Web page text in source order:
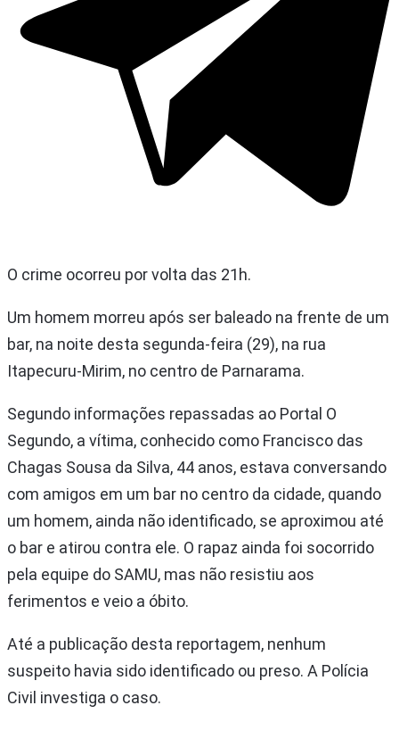
O crime ocorreu por volta das 21h.
Um homem morreu após ser baleado na frente de um
bar, na noite desta segunda-feira (29), na rua
Itapecuru-Mirim, no centro de Parnarama.
Segundo informações repassadas ao Portal O
Segundo, a vítima, conhecido como Francisco das
Chagas Sousa da Silva, 44 anos, estava conversando
com amigos em um bar no centro da cidade, quando
um homem, ainda não identificado, se aproximou até
o bar e atirou contra ele. O rapaz ainda foi socorrido
pela equipe do SAMU, mas não resistiu aos
ferimentos e veio a óbito.
Até a publicação desta reportagem, nenhum
suspeito havia sido identificado ou preso. A Polícia
Civil investiga o caso.